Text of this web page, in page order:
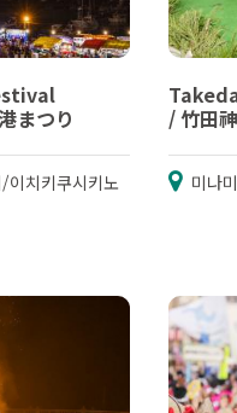
まつり
이치키쿠시키노
/ 竹田
미나